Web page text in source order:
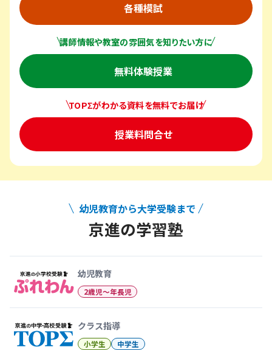
各種模試
講師情報や教室の雰囲気を知りたい方に
無料体験授業
TOPΣがわかる資料を無料でお届け
授業料問合せ
幼児教育から大学受験まで
京進の学習塾
幼児教育
2歳児〜年長児
クラス指導
小学生 中学生